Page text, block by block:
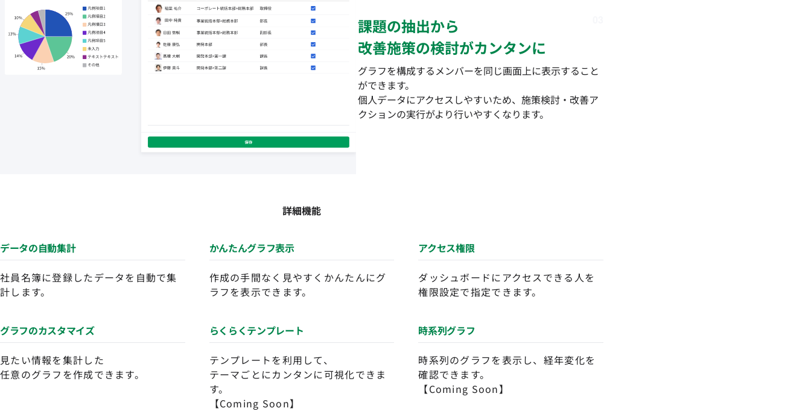
課題の抽出から
改善施策の検討がカンタンに
グラフを構成するメンバーを同じ画面上に表示すること
ができます。
個人データにアクセスしやすいため、施策検討・改善ア
クションの実行がより行いやすくなります。
詳細機能
データの自動集計
社員名簿に登録したデータを自動で集
計します。
かんたんグラフ表示
作成の手間なく見やすくかんたんにグ
ラフを表示できます。
アクセス権限
ダッシュボードにアクセスできる人を
権限設定で指定できます。
グラフのカスタマイズ
見たい情報を集計した
任意のグラフを作成できます。
らくらくテンプレート
テンプレートを利用して、
テーマごとにカンタンに可視化できま
す。
【Coming Soon】
時系列グラフ
時系列のグラフを表示し、経年変化を
確認できます。
【Coming Soon】